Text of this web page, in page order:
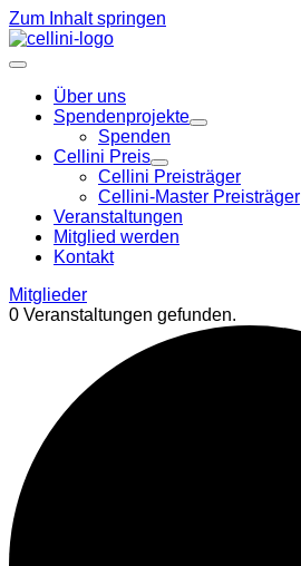
Zum Inhalt springen
Über uns
Spendenprojekte
Spenden
Cellini Preis
Cellini Preisträger
Cellini-Master Preisträger
Veranstaltungen
Mitglied werden
Kontakt
Mitglieder
0 Veranstaltungen gefunden.